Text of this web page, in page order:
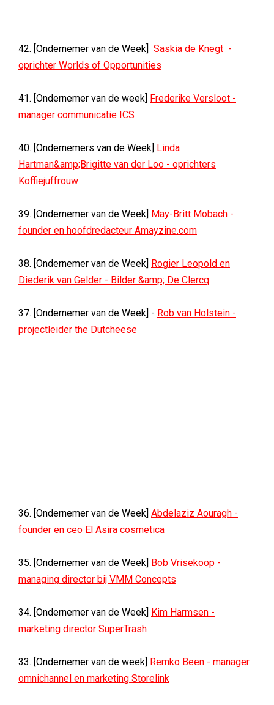
42. [Ondernemer van de Week] Saskia de Knegt -
oprichter Worlds of Opportunities
41. [Ondernemer van de week] Frederike Versloot -
manager communicatie ICS
40. [Ondernemers van de Week] Linda
Hartman&amp;Brigitte van der Loo - oprichters
Koffiejuffrouw
39. [Ondernemer van de Week] May-Britt Mobach -
founder en hoofdredacteur Amayzine.com
38. [Ondernemer van de Week] Rogier Leopold en
Diederik van Gelder - Bilder &amp; De Clercq
37. [Ondernemer van de Week] - Rob van Holstein -
projectleider the Dutcheese
36. [Ondernemer van de Week] Abdelaziz Aouragh -
founder en ceo El Asira cosmetica
35. [Ondernemer van de Week] Bob Vrisekoop -
managing director bij VMM Concepts
34. [Ondernemer van de Week] Kim Harmsen -
marketing director SuperTrash
33. [Ondernemer van de week] Remko Been - manager
omnichannel en marketing Storelink